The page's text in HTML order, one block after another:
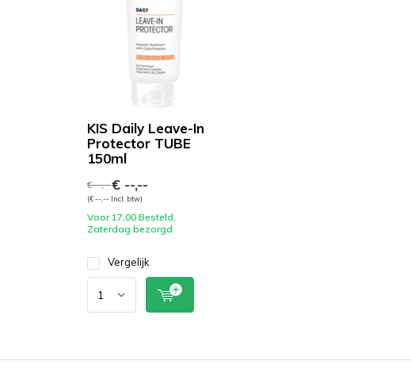
KIS Daily Leave-In
Protector TUBE
150ml
€ --,--€ --,--
(€ --,-- Incl. btw)
Voor 17.00 Besteld,
Zaterdag bezorgd
Vergelijk